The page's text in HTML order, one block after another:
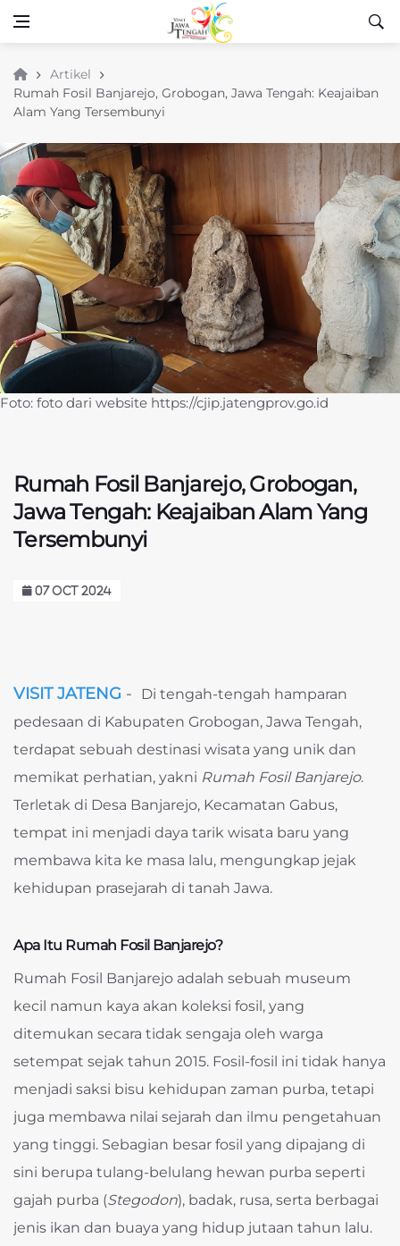
Artikel
Rumah Fosil Banjarejo, Grobogan, Jawa Tengah: Keajaiban
Alam Yang Tersembunyi
Foto: foto dari website https://cjip.jatengprov.go.id
Rumah Fosil Banjarejo, Grobogan,
Jawa Tengah: Keajaiban Alam Yang
Tersembunyi
07 OCT 2024
VISIT JATENG -
Di tengah-tengah hamparan
pedesaan di Kabupaten Grobogan, Jawa Tengah,
terdapat sebuah destinasi wisata yang unik dan
memikat perhatian, yakni Rumah Fosil Banjarejo.
Terletak di Desa Banjarejo, Kecamatan Gabus,
tempat ini menjadi daya tarik wisata baru yang
membawa kita ke masa lalu, mengungkap jejak
kehidupan prasejarah di tanah Jawa.
Apa Itu Rumah Fosil Banjarejo?
Rumah Fosil Banjarejo adalah sebuah museum
kecil namun kaya akan koleksi fosil, yang
ditemukan secara tidak sengaja oleh warga
setempat sejak tahun 2015. Fosil-fosil ini tidak hanya
menjadi saksi bisu kehidupan zaman purba, tetapi
juga membawa nilai sejarah dan ilmu pengetahuan
yang tinggi. Sebagian besar fosil yang dipajang di
sini berupa tulang-belulang hewan purba seperti
gajah purba (Stegodon), badak, rusa, serta berbagai
jenis ikan dan buaya yang hidup jutaan tahun lalu.